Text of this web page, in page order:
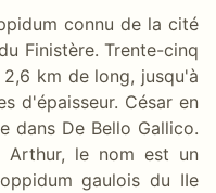
connu de la cité
Finistère. Trente-cinq
km de long, jusqu'à
d'épaisseur. César en
dans De Bello Gallico.
le nom est un
gaulois du IIe